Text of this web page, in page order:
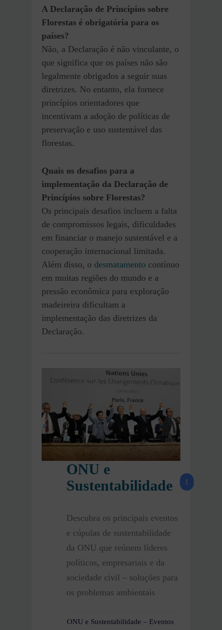
A Declaração de Princípios sobre
Florestas é obrigatória para os
países?
Não, a Declaração é não vinculante, o
que significa que os países não são
legalmente obrigados a seguir suas
diretrizes. No entanto, ela fornece
princípios orientadores que
incentivam a adoção de políticas de
preservação e uso sustentável das
florestas.
Quais os desafios para a
implementação da Declaração de
Princípios sobre Florestas?
Os principais desafios incluem a falta
de compromissos legais, dificuldades
em financiar o manejo sustentável e a
cooperação internacional limitada.
Além disso, o desmatamento contínuo
em muitas regiões do mundo e a
pressão econômica para exploração
madeireira dificultam a
implementação das diretrizes da
Declaração.
ONU e
Sustentabilidade
1
Descubra os principais eventos
e cúpulas de sustentabilidade
da ONU que reúnem líderes
políticos, empresariais e da
sociedade civil – soluções para
os problemas ambientais
ONU e Sustentabilidade – Eventos